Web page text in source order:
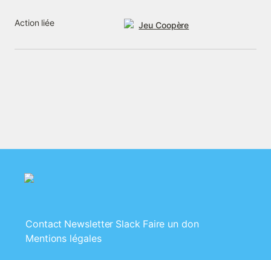
Action liée Jeu Coopère
Contact Newsletter Slack Faire un don
Mentions légales